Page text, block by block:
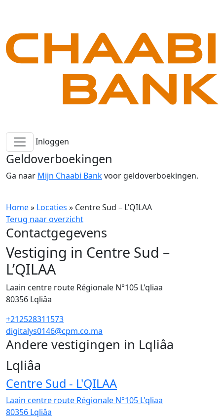
Inloggen
Geldoverboekingen
Ga naar Mijn Chaabi Bankvoor geldoverboekingen.
Home» Locaties » Centre Sud – L’QILAA
Terug naar overzicht
Contactgegevens
Vestiging in Centre Sud –
L’QILAA
Laain centre route Régionale N°105 L'qliaa
80356 Lqliâa
+212528311573
digitalys0146@cpm.co.ma
Andere vestigingen in Lqliâa
Lqliâa
Centre Sud - L'QILAA
Laain centre route Régionale N°105 L'qliaa
80356 Lqliâa